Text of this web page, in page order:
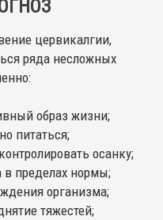
цервикалгии,
ряда несложных
образ жизни;
питаться;
осанку;
в пределах нормы;
организма;
тяжестей;